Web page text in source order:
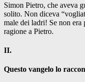
Simon Pietro, che aveva
solito. Non diceva
male dei ladri! Se non era
ragione a Pietro.
II.
Questo vangelo lo